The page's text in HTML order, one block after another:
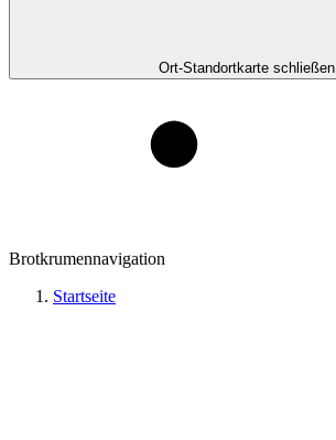
Ort-Standortkarte schließen
Brotkrumennavigation
Startseite